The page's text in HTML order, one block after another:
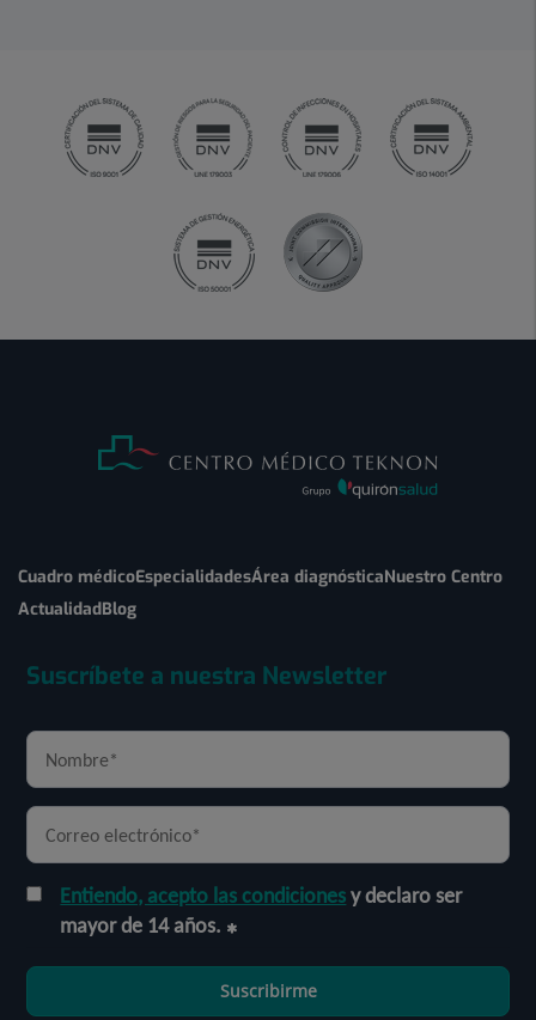
Cuadro médicoEspecialidadesÁrea diagnósticaNuestro Centro
ActualidadBlog
Suscríbete a nuestra Newsletter
Entiendo, acepto las condicionesy declaro ser
mayor de 14 años.
Suscribirme